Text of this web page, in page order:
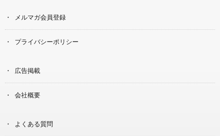
メルマガ会員登録
プライバシーポリシー
広告掲載
会社概要
よくある質問